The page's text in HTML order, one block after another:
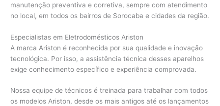
manutenção preventiva e corretiva, sempre com atendimento
no local, em todos os bairros de Sorocaba e cidades da região.
Especialistas em Eletrodomésticos Ariston
A marca Ariston é reconhecida por sua qualidade e inovação
tecnológica. Por isso, a assistência técnica desses aparelhos
exige conhecimento específico e experiência comprovada.
Nossa equipe de técnicos é treinada para trabalhar com todos
os modelos Ariston, desde os mais antigos até os lançamentos